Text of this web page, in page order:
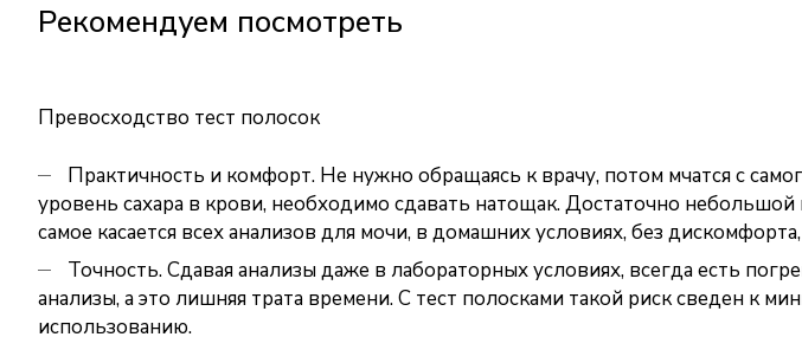
Рекомендуем посмотреть
Превосходство тест полосок
Практичность и комфорт. Не нужно обращаясь к врачу, потом мчатся с
уровень сахара в крови, необходимо сдавать натощак. Достаточно
самое касается всех анализов для мочи, в домашних условиях, без
Точность. Сдавая анализы даже в лабораторных условиях, всегда есть
анализы, а это лишняя трата времени. С тест полосками такой риск сведен к
использованию.